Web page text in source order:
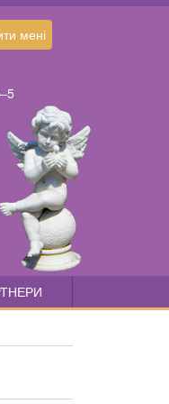
мені